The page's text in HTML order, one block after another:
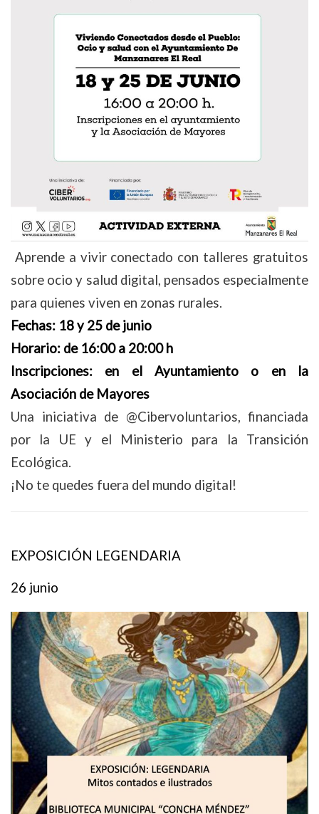
Aprende a vivir conectado con talleres gratuitos
sobre ocio y salud digital, pensados especialmente
para quienes viven en zonas rurales.
Fechas: 18 y 25 de junio
Horario: de 16:00 a 20:00 h
Inscripciones: en el Ayuntamiento o en la
Asociación de Mayores
Una iniciativa de @Cibervoluntarios, financiada
por la UE y el Ministerio para la Transición
Ecológica.
¡No te quedes fuera del mundo digital!
EXPOSICIÓN LEGENDARIA
26 junio